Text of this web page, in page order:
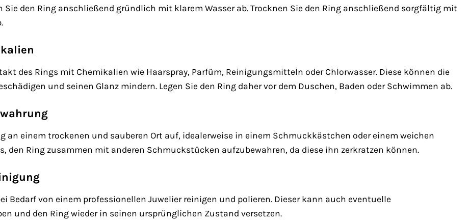
Sie den Ring anschließend gründlich mit klarem Wasser ab. Trocknen Sie den Ring anschließend sorgfältig mit
des Rings mit Chemikalien wie Haarspray, Parfüm, Reinigungsmitteln oder Chlorwasser. Diese können die
und seinen Glanz mindern. Legen Sie den Ring daher vor dem Duschen, Baden oder Schwimmen ab.
an einem trockenen und sauberen Ort auf, idealerweise in einem Schmuckkästchen oder einem weichen
den Ring zusammen mit anderen Schmuckstücken aufzubewahren, da diese ihn zerkratzen können.
Bedarf von einem professionellen Juwelier reinigen und polieren. Dieser kann auch eventuelle
und den Ring wieder in seinen ursprünglichen Zustand versetzen.